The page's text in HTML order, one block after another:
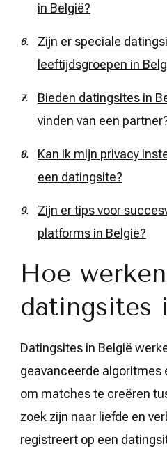
in België?
Zijn er speciale
leeftijdsgroepen in
Bieden datingsites in
vinden van een
Kan ik mijn privacy
een datingsite?
Zijn er tips voor
platforms in België?
Hoe werken
datingsites
Datingsites in België
geavanceerde algoritmes
om matches te creëren
zoek zijn naar liefde en
registreert op een